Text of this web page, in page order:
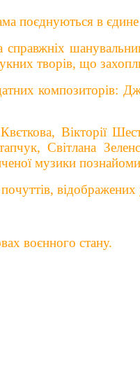
поєднуються в
творів, що
композиторів:
Вікторії
Світлана
музики
воєнного стану.